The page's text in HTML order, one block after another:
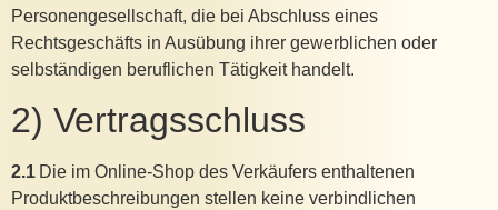
Personengesellschaft, die bei Abschluss eines
Rechtsgeschäfts in Ausübung ihrer gewerblichen oder
selbständigen beruflichen Tätigkeit handelt.
2) Vertragsschluss
2.1 Die im Online-Shop des Verkäufers enthaltenen
Produktbeschreibungen stellen keine verbindlichen